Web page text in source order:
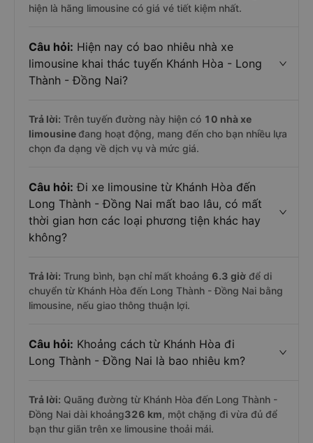
hiện là hãng limousine có giá vé tiết kiệm nhất.
Câu hỏi: Hiện nay có bao nhiêu nhà xe
limousine khai thác tuyến Khánh Hòa - Long
Thành - Đồng Nai?
Trả lời: Trên tuyến đường này hiện có 10 nhà xe
limousineđang hoạt động, mang đến cho bạn nhiều lựa
chọn đa dạng về dịch vụ và mức giá.
Câu hỏi: Đi xe limousine từ Khánh Hòa đến
Long Thành - Đồng Nai mất bao lâu, có mất
thời gian hơn các loại phương tiện khác hay
không?
Trả lời: Trung bình, bạn chỉ mất khoảng 6.3 giờ để di
chuyển từ Khánh Hòa đến Long Thành - Đồng Nai bằng
limousine, nếu giao thông thuận lợi.
Câu hỏi: Khoảng cách từ Khánh Hòa đi
Long Thành - Đồng Nai là bao nhiêu km?
Trả lời: Quãng đường từ Khánh Hòa đến Long Thành -
Đồng Nai dài khoảng326 km, một chặng đi vừa đủ để
bạn thư giãn trên xe limousine thoải mái.